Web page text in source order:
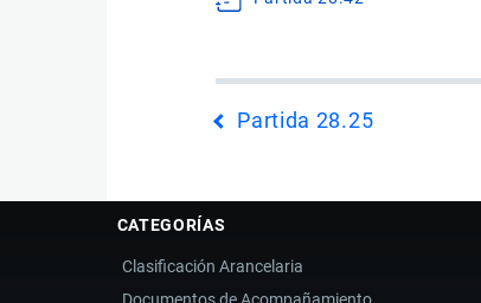
transversales
para
Partida 28.25
CATEGORÍAS
Clasificación Arancelaria